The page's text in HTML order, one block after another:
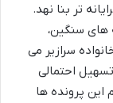
تر بنا نهد.
های سنگین،
سرازیر می
احتمالی
این پرونده ها